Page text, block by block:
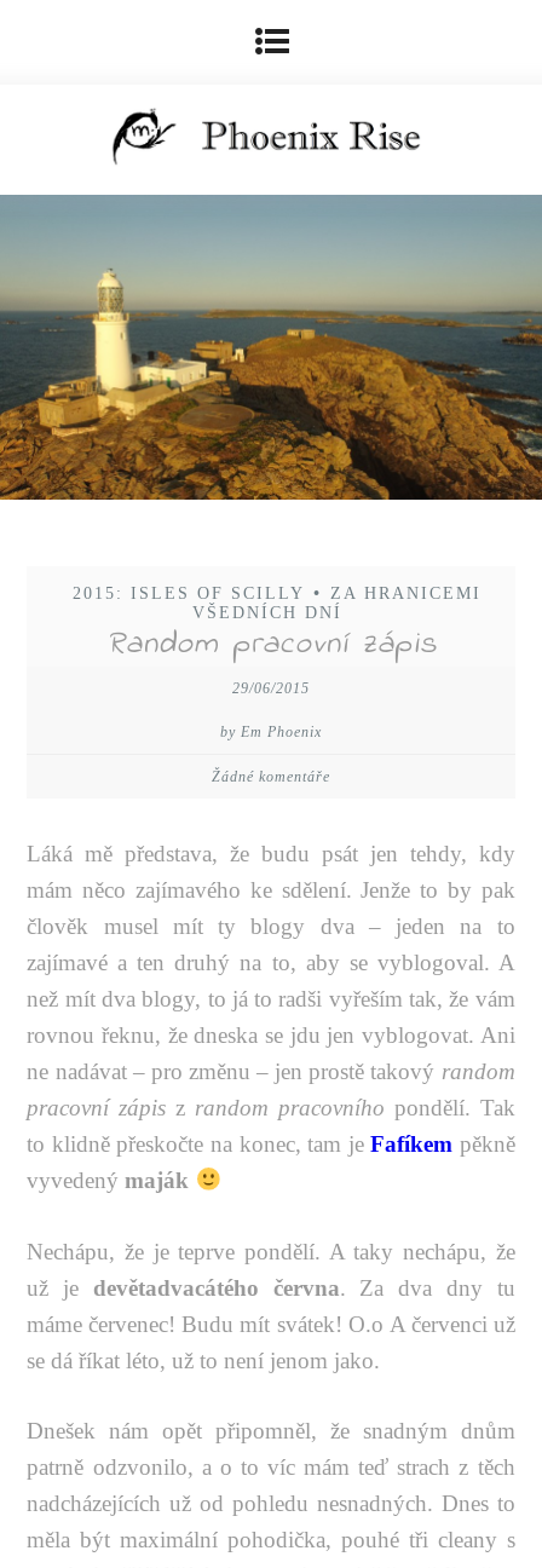
2015: ISLES OF SCILLY •
ZA HRANICEMI
VŠEDNÍCH DNÍ
Random pracovní zápis
29/06/2015
by Em Phoenix
Žádné komentáře
Láká mě představa, že budu psát jen tehdy, kdy
mám něco zajímavého ke sdělení. Jenže to by pak
člověk musel mít ty blogy dva – jeden na to
zajímavé a ten druhý na to, aby se vyblogoval. A
než mít dva blogy, to já to radši vyřeším tak, že vám
rovnou řeknu, že dneska se jdu jen vyblogovat. Ani
ne nadávat – pro změnu – jen prostě takový random
pracovní zápis z random pracovního pondělí. Tak
to klidně přeskočte na konec, tam jeFafíkem pěkně
vyvedenýmaják
Nechápu, že je teprve pondělí. A taky nechápu, že
už je devětadvacátého června. Za dva dny tu
máme červenec! Budu mít svátek! O.o A červenci už
se dá říkat léto, už to není jenom jako.
Dnešek nám opět připomněl, že snadným dnům
patrně odzvonilo, a o to víc mám teď strach z těch
nadcházejících už od pohledu nesnadných. Dnes to
měla být maximální pohodička, pouhé tři cleany s